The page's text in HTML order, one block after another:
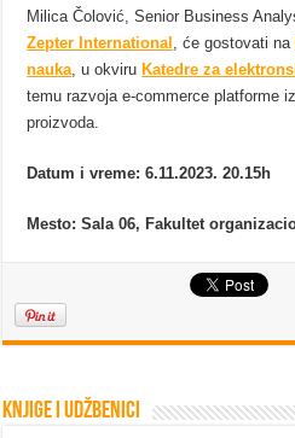
Milica Čolović, Senior Business
Zepter International
, će gostovati na
nauka , u okviru Katedre za
temu razvoja e-commerce platforme
proizvoda.
Datum i vreme: 6.11.2023. 20.15h
Mesto: Sala 06, Fakultet
Knjige i udžbenici